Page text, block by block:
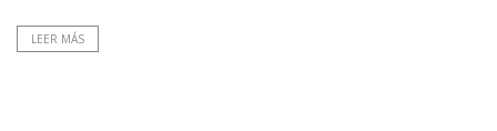
LEER MÁS